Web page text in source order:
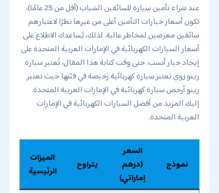
عند شراء تأمين سيارة للسائقين الشباب (أقل من 25 عامًا)،
تكون أسعار خيارات التأمين أعلى من غيرها نظرًا لاعتبارهم
سائقين معرضين لمخاطر عالية. لذلك، يُساعدك الاطلاع على
أسعار السيارات الكهربائية في الإمارات العربية المتحدة على
إيجاد خيار أنسب. حتى وقت كتابة هذا المقال، تُعتبر سيارة
رينو زوي تعتبر سيارة كهربائية رخيصة في فئتها حيث تعتبر
رينو أرخص سيارة كهربائية في الإمارات العربية المتحدة.
إليك المزيد من أفضل السيارات الكهربائية في الإمارات
العربية المتحدة.
نموذج
السعر
(درهم
إماراتي)
يتراوح
الميزات
الرئيسية